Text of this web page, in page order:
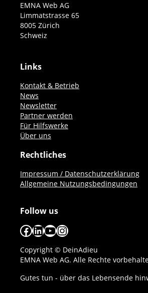
EMNA Web AG
Limmatstrasse 65
8005 Zürich
Schweiz
Links
Kontakt & Betrieb
News
Newsletter
Partner werden
Für Hilfswerke
Über uns
Rechtliches
Impressum / Datenschutzerklärung
Allgemeine Nutzungsbedingungen
Follow us
Facebook
LinkedIn
YouTube
Instagram
Copyright © DeinAdieu
EMNA Web AG. Alle Rechte
Gutes tun - über das Lebensende